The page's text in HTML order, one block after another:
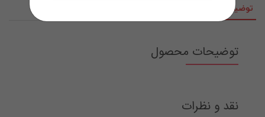
توضیحات
توضیحات محصول
نقد و نظرات